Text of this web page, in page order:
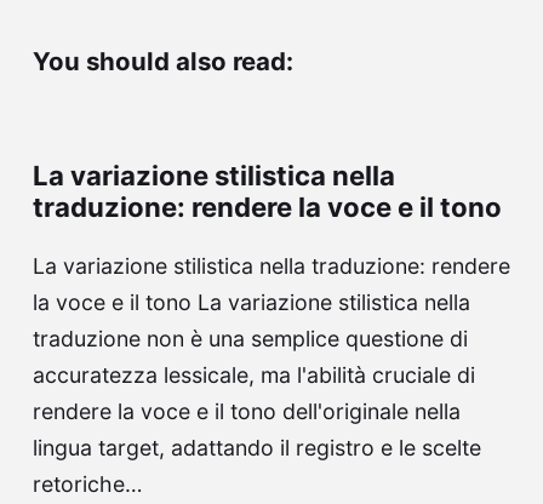
You should also read:
La variazione stilistica nella
traduzione: rendere la voce e il tono
La variazione stilistica nella traduzione: rendere
la voce e il tono La variazione stilistica nella
traduzione non è una semplice questione di
accuratezza lessicale, ma l'abilità cruciale di
rendere la voce e il tono dell'originale nella
lingua target, adattando il registro e le scelte
retoriche…